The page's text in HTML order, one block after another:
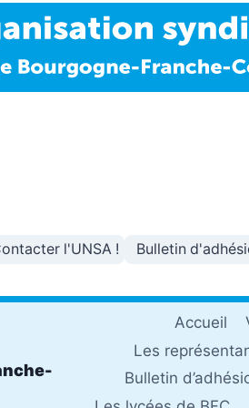
l'UNSA ! Bulletin
Accueil
Les
Bulletin